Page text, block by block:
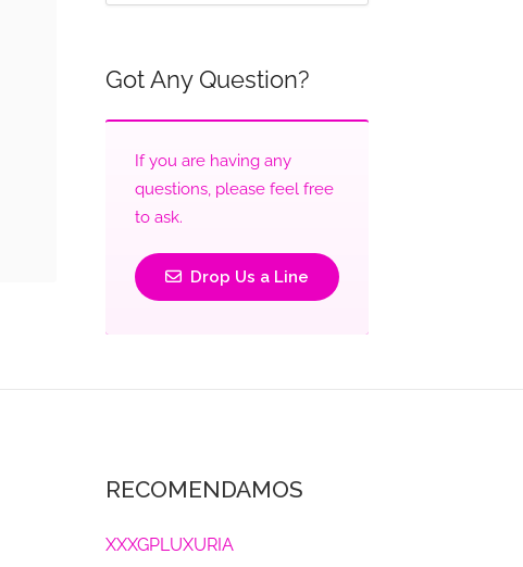
Got Any Question?
If you are having any
questions, please feel free
to ask.
Drop Us a Line
RECOMENDAMOS
XXXGPLUXURIA